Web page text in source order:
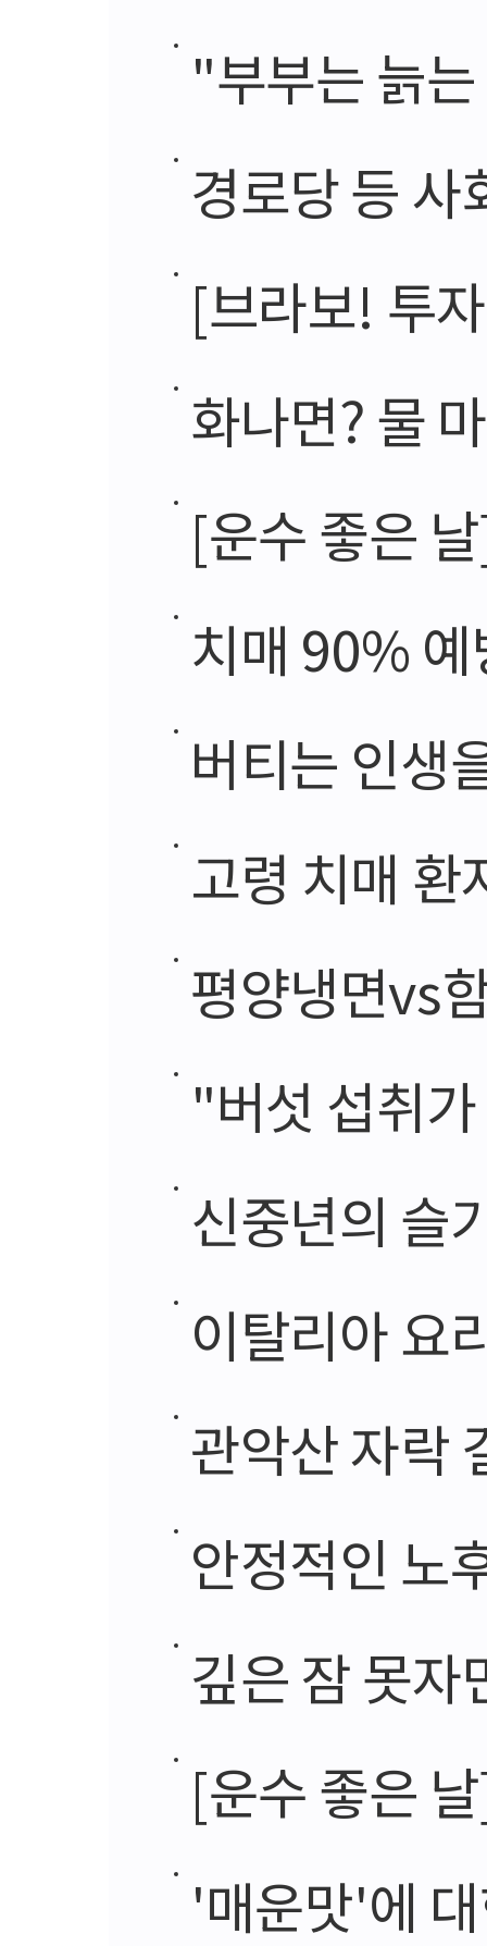
"부부는 늙
경로당 등
[브라보! 투
화나면? 물
[운수 좋은
치매 90%
버티는 인생
고령 치매 환
평양냉면vs
"버섯 섭취
신중년의 슬
이탈리아 요
관악산 자락
안정적인 노
깊은 잠 못자
[운수 좋은
'매운맛'에